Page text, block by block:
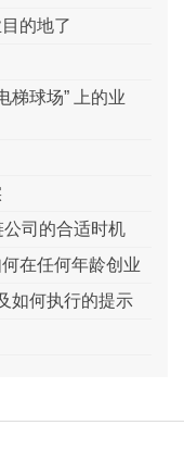
的地了
梯球场” 上的业
公司的合适时机
在任何年龄创业
如何执行的提示